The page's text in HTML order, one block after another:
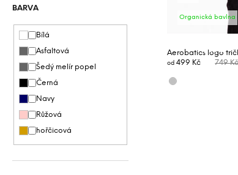
BARVA
Bílá
Asfaltová
Šedý melír popel
Černá
Navy
Růžová
hořčicová
Organická bavlna
ODAŽ
Aerobatics logo
od 499 Kč 749